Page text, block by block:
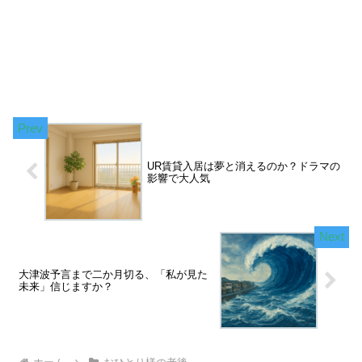
UR賃貸入居は夢と消えるのか？ドラマの
影響で大人気
大津波予言まで二か月切る、「私が見た
未来」信じますか？